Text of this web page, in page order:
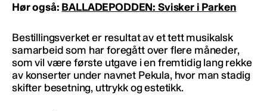
Hør også: BALLADEPODDEN: Svisker i Parken
Bestillingsverket er resultat av et tett musikalsk
samarbeid som har foregått over flere måneder,
som vil være første utgave i en fremtidig lang rekke
av konserter under navnet Pekula, hvor man stadig
skifter besetning, uttrykk og estetikk.